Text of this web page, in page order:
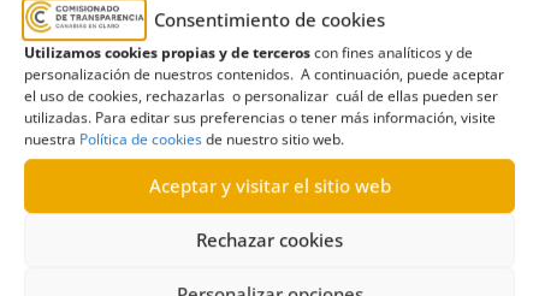
Consentimiento de cookies
Utilizamos cookies propias y de terceroscon fines analíticos y de
personalización de nuestros contenidos. A continuación, puede aceptar
el uso de cookies, rechazarlas o personalizar cuál de ellas pueden ser
utilizadas. Para editar sus preferencias o tener más información, visite
nuestra Política de cookiesde nuestro sitio web.
Aceptar y visitar el sitio web
Rechazar cookies